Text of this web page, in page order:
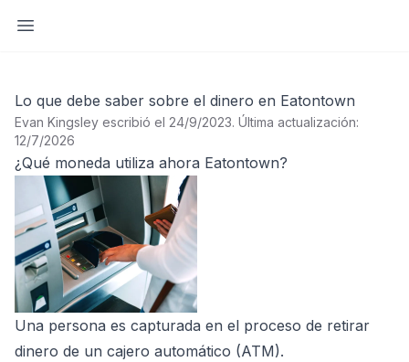
Abrir barra lateral
Lo que debe saber sobre el dinero en Eatontown
Evan Kingsley escribió el 24/9/2023. Última actualización:
12/7/2026
¿Qué moneda utiliza ahora Eatontown?
Una persona es capturada en el proceso de retirar
dinero de un cajero automático (ATM).